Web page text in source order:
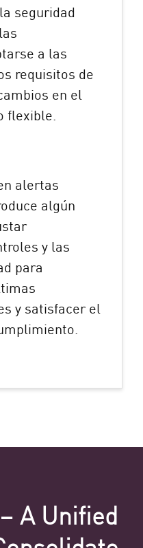
seguridad
a las
requisitos de
en el
flexible.
alertas
algún
y las
para
y satisfacer el
A Unified